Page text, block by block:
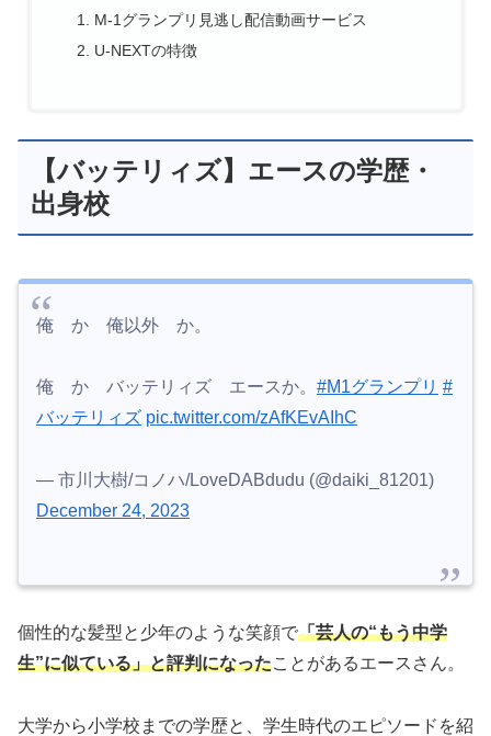
M-1グランプリ見逃し配信動画サービス
U-NEXTの特徴
【バッテリィズ】エースの学歴・
出身校
俺 か 俺以外 か。
俺 か バッテリィズ エースか。 #M1グランプリ #
バッテリィズ pic.twitter.com/zAfKEvAIhC
— 市川大樹/コノハ/LoveDABdudu (@daiki_81201)
December 24, 2023
個性的な髪型と少年のような笑顔で「芸人の“もう中学
生”に似ている」と評判になったことがあるエースさん。
大学から小学校までの学歴と、学生時代のエピソードを紹